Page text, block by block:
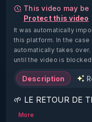
This video may
Protect this video
It was automatically
this platform. In the
automatically takes
until the video is blocked.
Description
🌱 LE RETOUR DE
2022)!
More